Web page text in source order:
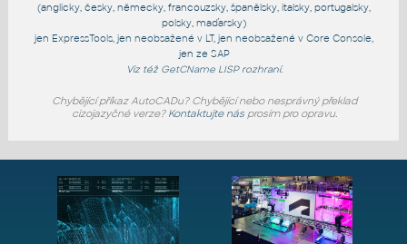
(anglicky, česky, německy, francouzsky, španělsky, italsky, portugalsky,
polsky, maďarsky)
jen ExpressTools , jen neobsažené v LT, jen neobsažené v Core Console
jen ze SAP
Viz též GetCNameLISP rozhraní.
Chybějící příkaz AutoCADu? Chybějící nebo nesprávný překlad
cizojazyčné verze? Kontaktujte násprosím pro opravu.